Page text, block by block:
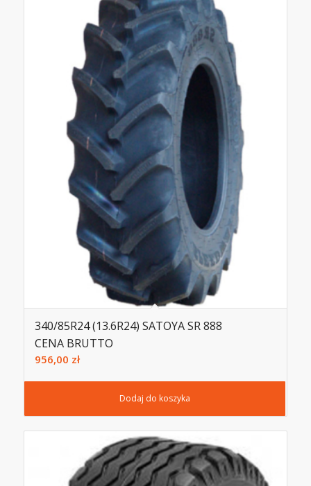
340/85R24 (13.6R24) SATOYA SR 888
CENA BRUTTO
956,00 zł
Dodaj do koszyka